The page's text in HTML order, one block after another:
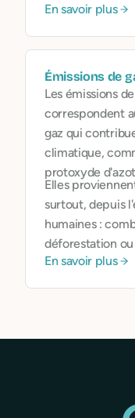
Une entreprise
internes
du pouvoir ou
En savoir plus
Émissions de
Les émissions
correspondent
gaz qui
climatique,
protoxyde
Elles
surtout, depuis
humaines :
déforestation
En savoir plus